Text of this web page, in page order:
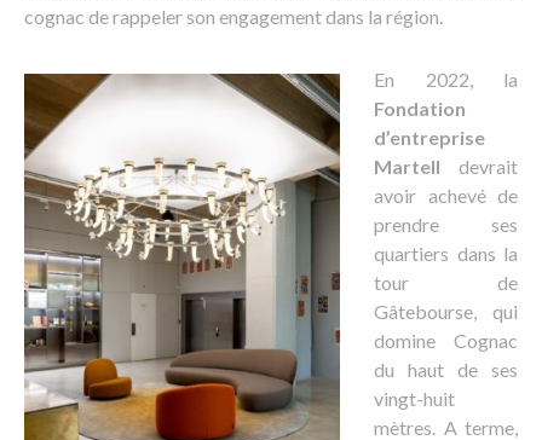
cognac de rappeler son engagement dans la région.
En 2022, la
Fondation
d’entreprise
Martell devrait
avoir achevé de
prendre ses
quartiers dans la
tour de
Gâtebourse, qui
domine Cognac
du haut de ses
vingt-huit
mètres. A terme,